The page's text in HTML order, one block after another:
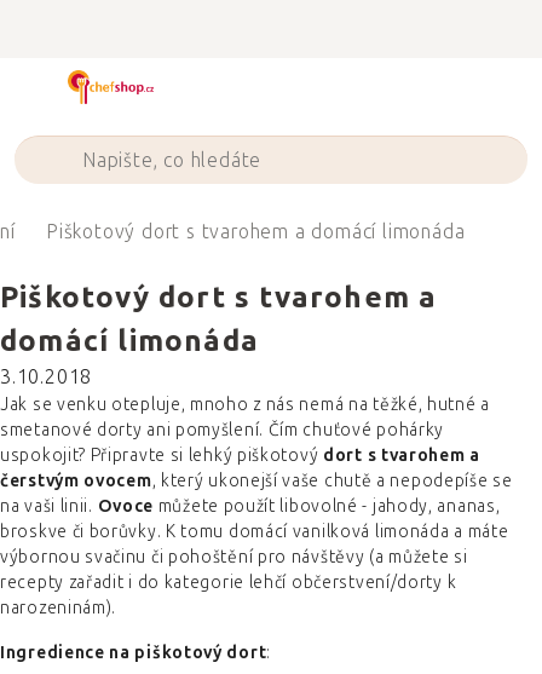
Piškotový dort s tvarohem a domácí limonáda
Piškotový dort s tvarohem a
domácí limonáda
3.10.2018
Jak se venku otepluje, mnoho z nás nemá na těžké, hutné a
smetanové dorty ani pomyšlení. Čím chuťové pohárky
uspokojit? Připravte si lehký piškotový dort s tvarohem a
čerstvým ovocem, který ukonejší vaše chutě a nepodepíše se
na vaši linii. Ovoce můžete použít libovolné - jahody, ananas,
broskve či borůvky. K tomu domácí vanilková limonáda a máte
výbornou svačinu či pohoštění pro návštěvy (a můžete si
recepty zařadit i do kategorie lehčí občerstvení/dorty k
narozeninám).
Ingredience na piškotový dort: